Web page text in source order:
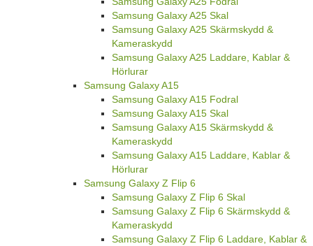
Samsung Galaxy A25 Skal
Samsung Galaxy A25 Skärmskydd &
Kameraskydd
Samsung Galaxy A25 Laddare, Kablar &
Hörlurar
Samsung Galaxy A15
Samsung Galaxy A15 Fodral
Samsung Galaxy A15 Skal
Samsung Galaxy A15 Skärmskydd &
Kameraskydd
Samsung Galaxy A15 Laddare, Kablar &
Hörlurar
Samsung Galaxy Z Flip 6
Samsung Galaxy Z Flip 6 Skal
Samsung Galaxy Z Flip 6 Skärmskydd &
Kameraskydd
Samsung Galaxy Z Flip 6 Laddare, Kablar &